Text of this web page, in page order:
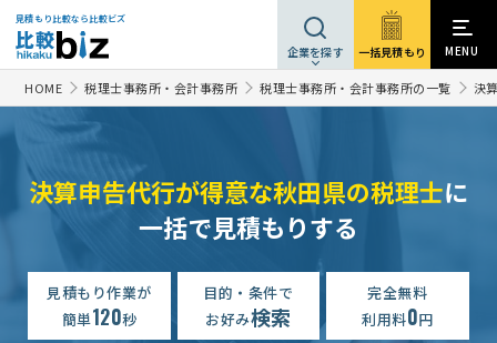
見積もり比較なら比較ビズ
企業を探す 一括見積もり MENU
HOME 税理士事務所・会計事務所 税理士事務所・会計事務所の一覧 決
決算申告代行が得意な秋田県の税理士に
一括で見積もりする
見積もり作業が
簡単120秒
目的・条件で
お好み検索
完全無料
利用料0円